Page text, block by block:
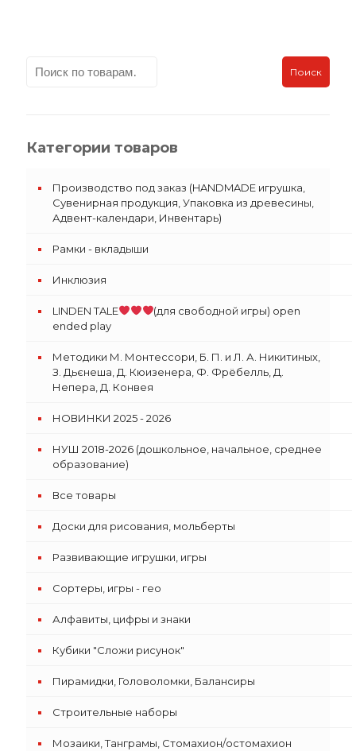
Поиск
Категории товаров
Производство под заказ (HANDMADE игрушка,
Сувенирная продукция, Упаковка из древесины,
Адвент-календари, Инвентарь)
Рамки - вкладыши
Инклюзия
LINDEN TALE
(для свободной игры) open
ended play
Методики М. Монтессори, Б. П. и Л. А. Никитиных,
З. Дьєнеша, Д. Кюизенера, Ф. Фрёбелль, Д.
Непера, Д. Конвея
НОВИНКИ 2025 - 2026
НУШ 2018-2026 (дошкольное, начальное, среднее
образование)
Все товары
Доски для рисования, мольберты
Развивающие игрушки, игры
Сортеры, игры - гео
Алфавиты, цифры и знаки
Кубики "Сложи рисунок"
Пирамидки, Головоломки, Балансиры
Строительные наборы
Мозаики, Танграмы, Стомахион/остомахион